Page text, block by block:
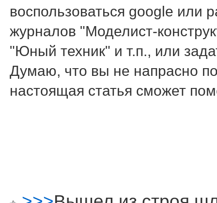
воспользоваться google или
журналов "Моделист-
"Юный техник" и т.п., или
Думаю, что вы не напрасно
настоящая статья сможет